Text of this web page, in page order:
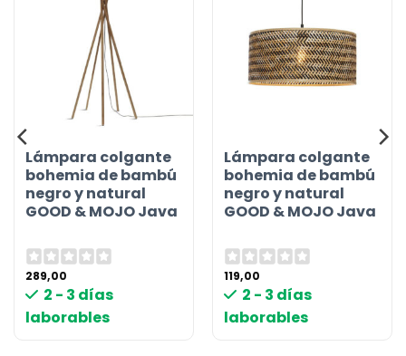
Lámpara colgante
bohemia de bambú
negro y natural
GOOD & MOJO Java
289,00
2 - 3 días
laborables
Lámpara colgante
bohemia de bambú
negro y natural
GOOD & MOJO Java
119,00
2 - 3 días
laborables